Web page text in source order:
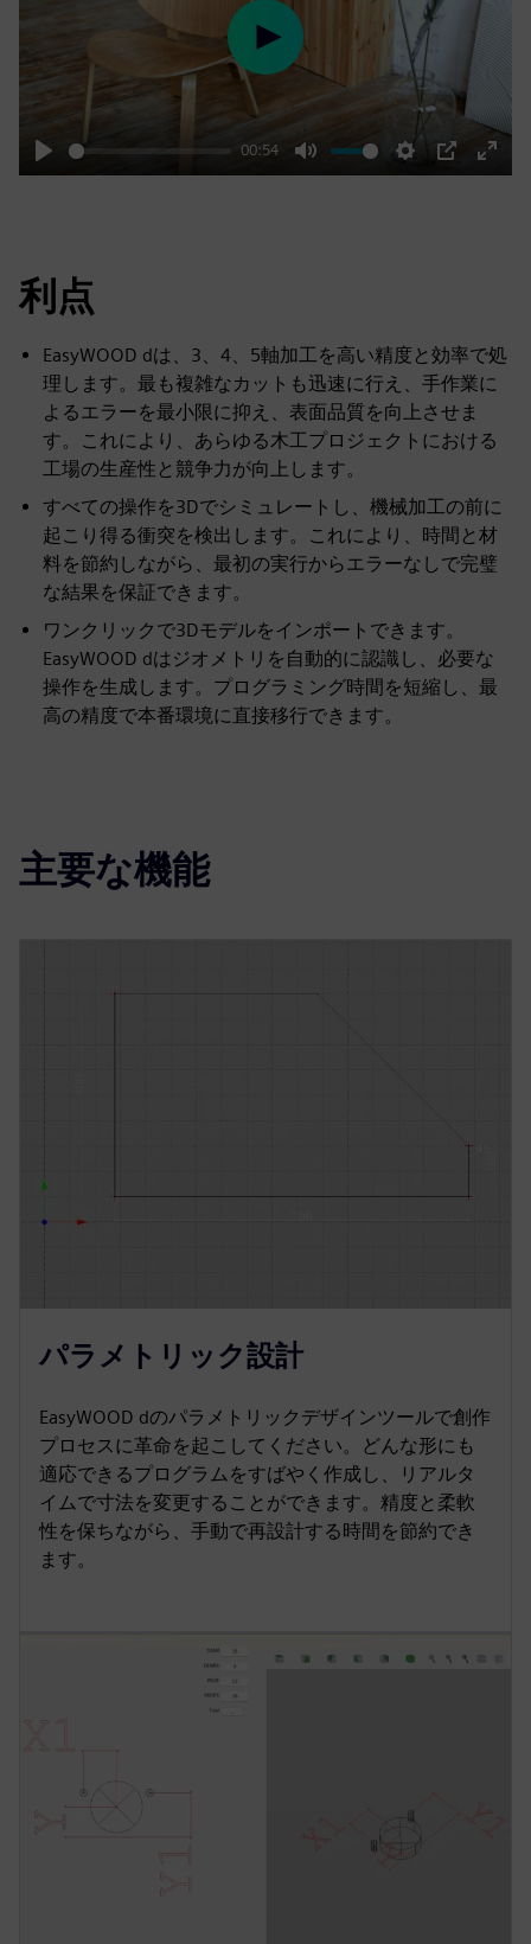
Play
00:54
Mute Settings
PIP
Enter
Play
利点
EasyWOOD dは、3、4、5軸加工を高い精度と効率で処
理します。最も複雑なカットも迅速に行え、手作業に
よるエラーを最小限に抑え、表面品質を向上させま
す。これにより、あらゆる木工プロジェクトにおける
工場の生産性と競争力が向上します。
すべての操作を3Dでシミュレートし、機械加工の前に
起こり得る衝突を検出します。これにより、時間と材
料を節約しながら、最初の実行からエラーなしで完璧
な結果を保証できます。
ワンクリックで3Dモデルをインポートできます。
EasyWOOD dはジオメトリを自動的に認識し、必要な
操作を生成します。プログラミング時間を短縮し、最
高の精度で本番環境に直接移行できます。
主要な機能
パラメトリック設計
EasyWOOD dのパラメトリックデザインツールで創作
プロセスに革命を起こしてください。どんな形にも
適応できるプログラムをすばやく作成し、リアルタ
イムで寸法を変更することができます。精度と柔軟
性を保ちながら、手動で再設計する時間を節約でき
ます。